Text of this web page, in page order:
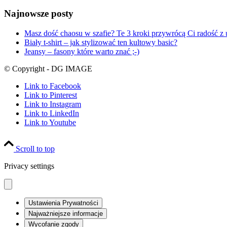
Najnowsze posty
Masz dość chaosu w szafie? Te 3 kroki przywrócą Ci radość z
Biały t-shirt – jak stylizować ten kultowy basic?
Jeansy – fasony które warto znać ;-)
© Copyright - DG IMAGE
Link to Facebook
Link to Pinterest
Link to Instagram
Link to LinkedIn
Link to Youtube
Scroll to top
Privacy settings
Ustawienia Prywatności
Najważniejsze informacje
Wycofanie zgody